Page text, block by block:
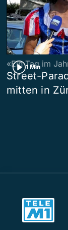
1 Min
«Ein Tag im
Street-
mitten in